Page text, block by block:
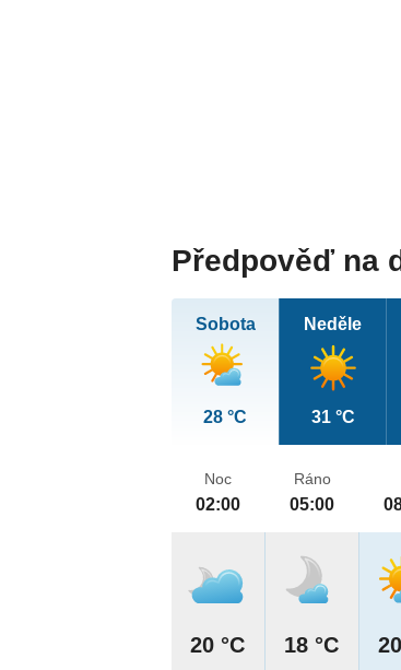
Předpověď na
Sobota
28 °C
Neděle
31 °C
Noc
02:00
20 °C
Ráno
05:00
18 °C